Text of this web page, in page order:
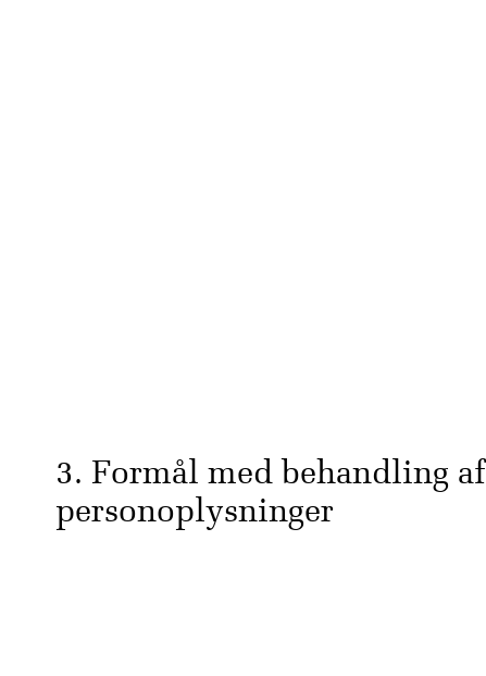
3. Formål med behandling af
personoplysninger